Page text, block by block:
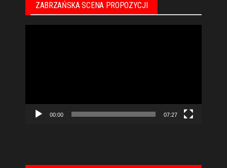
ZABRZAŃSKA SCENA PROPOZYCJI
00:00 07:27